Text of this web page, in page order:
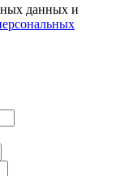
данных и